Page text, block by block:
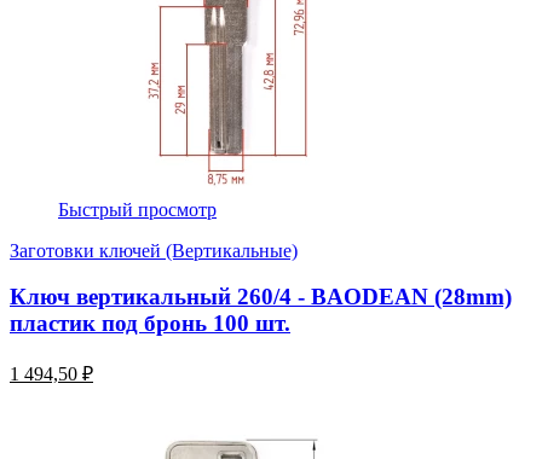
Быстрый просмотр
Заготовки ключей (Вертикальные)
Ключ вертикальный 260/4 - BAODEAN (28mm)
пластик под бронь 100 шт.
1 494,50 ₽